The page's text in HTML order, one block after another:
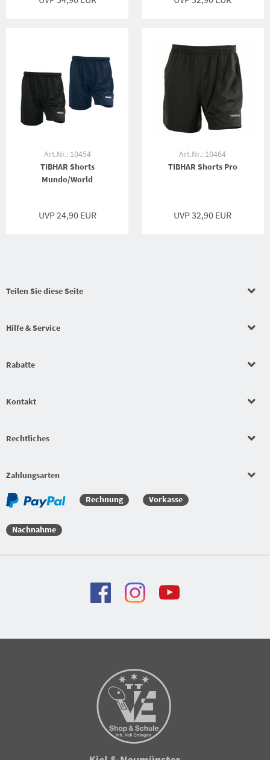
Art.Nr.: 10454
TIBHAR Shorts
Mundo/World
UVP 24,90 EUR
Art.Nr.: 10464
TIBHAR Shorts Pro
UVP 32,90 EUR
Teilen Sie diese Seite
Hilfe & Service
Rabatte
Kontakt
Rechtliches
Zahlungsarten
Rechnung Vorkasse
Nachnahme